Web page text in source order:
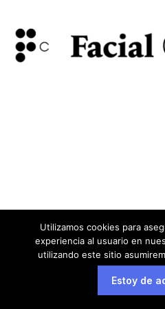
Política de
Utilizamos cookies para
experiencia al usuario en
utilizando este sitio
Estoy de